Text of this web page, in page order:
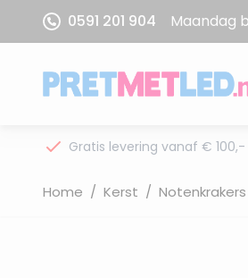
Ga naar de inhoud
0591 201 904 Maandag
Gratis levering vanaf € 100,-
Home / Kerst / Notenkrakers